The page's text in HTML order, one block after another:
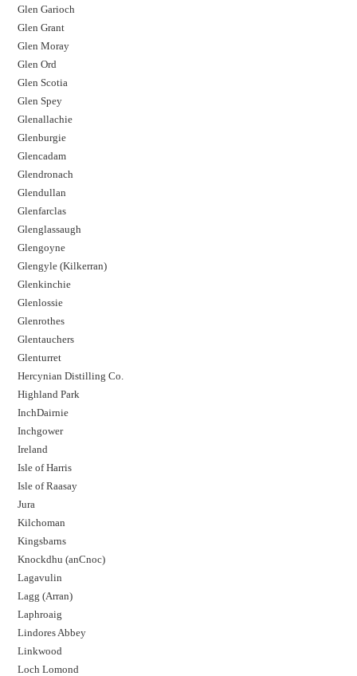
Glen Garioch
Glen Grant
Glen Moray
Glen Ord
Glen Scotia
Glen Spey
Glenallachie
Glenburgie
Glencadam
Glendronach
Glendullan
Glenfarclas
Glenglassaugh
Glengoyne
Glengyle (Kilkerran)
Glenkinchie
Glenlossie
Glenrothes
Glentauchers
Glenturret
Hercynian Distilling Co.
Highland Park
InchDairnie
Inchgower
Ireland
Isle of Harris
Isle of Raasay
Jura
Kilchoman
Kingsbarns
Knockdhu (anCnoc)
Lagavulin
Lagg (Arran)
Laphroaig
Lindores Abbey
Linkwood
Loch Lomond